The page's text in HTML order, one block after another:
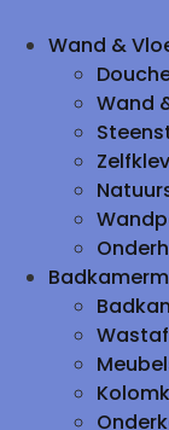
Wand &
Wand